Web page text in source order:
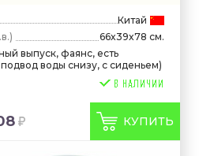
Китай
66x39x78 см.
выпуск, фаянс, есть
воды снизу, с сиденьем)
КУПИТЬ